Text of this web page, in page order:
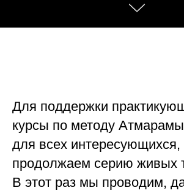
Для поддержки
курсы по методу
для всех
продолжаем серию живых
В этот раз мы проводим,